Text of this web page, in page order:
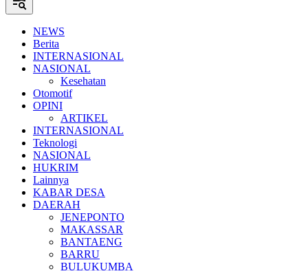
NEWS
Berita
INTERNASIONAL
NASIONAL
Kesehatan
Otomotif
OPINI
ARTIKEL
INTERNASIONAL
Teknologi
NASIONAL
HUKRIM
Lainnya
KABAR DESA
DAERAH
JENEPONTO
MAKASSAR
BANTAENG
BARRU
BULUKUMBA